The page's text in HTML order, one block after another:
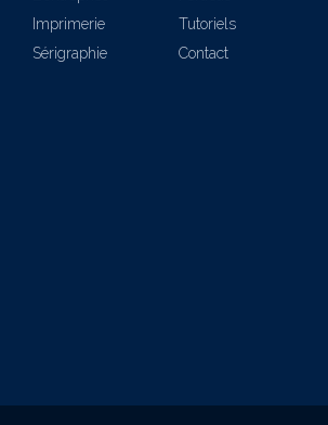
Imprimerie
Sérigraphie
Tutoriels
Contact